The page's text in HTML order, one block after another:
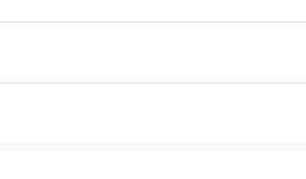
ス・クリエイティブディレクターを務め